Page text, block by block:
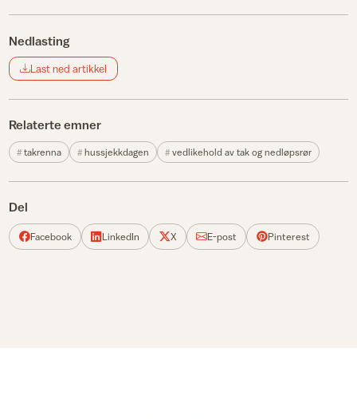
Nedlasting
Last ned artikkel
Relaterte emner
takrenna hussjekkdagen vedlikehold av tak og nedløpsrør
Del
Facebook LinkedIn X E-post Pinterest